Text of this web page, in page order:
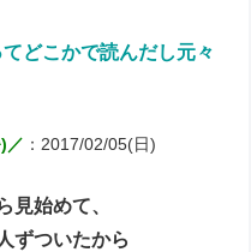
どこかで読んだし元々
／ ：2017/02/05(日)
見始めて、
ずついたから